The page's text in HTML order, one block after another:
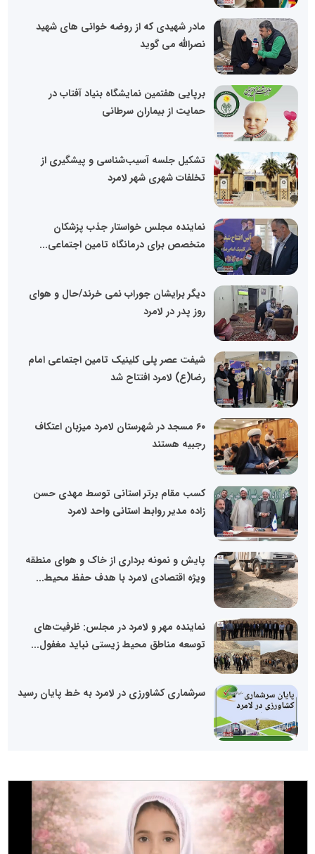
مادر شهیدی که از روضه خوانی های شهید
نصرالله می گوید
برپایی هفتمین نمایشگاه بنیاد آفتاب در
حمایت از بیماران سرطانی
تشکیل جلسه آسیب‌شناسی و پیشگیری از
تخلفات شهری شهر لامرد
نماینده مجلس خواستار جذب پزشکان
متخصص برای درمانگاه تامین اجتماعی...
دیگر برایشان جوراب نمی خرند/حال و هوای
روز پدر در لامرد
شیفت عصر پلی کلینیک تامین اجتماعی امام
رضا(ع) لامرد افتتاح شد
۶۰ مسجد در شهرستان لامرد میزبان اعتکاف
رجبیه هستند
کسب مقام برتر استانی توسط مهدی حسن
زاده مدیر روابط استانی واحد لامرد
پایش و نمونه برداری از خاک و هوای منطقه
ویژه اقتصادی لامرد با هدف حفظ محیط...
نماینده مهر و لامرد در مجلس: ظرفیت‌های
توسعه مناطق محیط زیستی نباید مغفول...
سرشماری کشاورزی در لامرد به خط پایان رسید